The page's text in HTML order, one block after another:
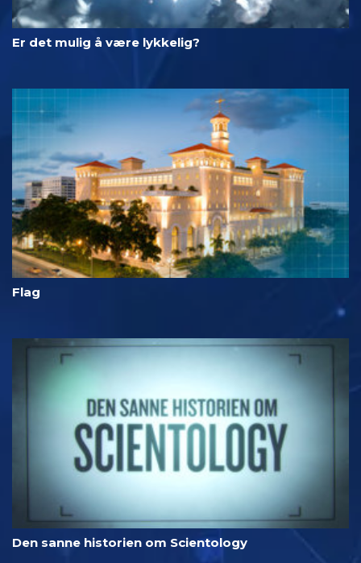
Er det mulig å være lykkelig?
Flag
Den sanne historien om Scientology